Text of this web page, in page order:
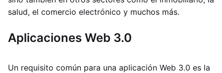
salud, el comercio electrónico y muchos más.
Aplicaciones Web 3.0
Un requisito común para una aplicación Web 3.0 es la